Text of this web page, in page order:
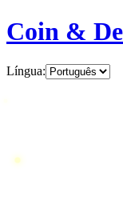
Coin &
Língua: